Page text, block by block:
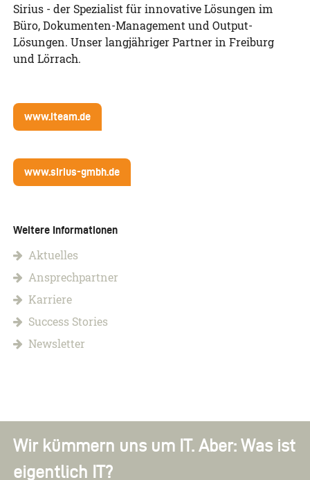
Sirius - der Spezialist für innovative Lösungen im
Büro, Dokumenten-Management und Output-
Lösungen. Unser langjähriger Partner in Freiburg
und Lörrach.
www.iteam.de
www.sirius-gmbh.de
Weitere Informationen
Aktuelles
Ansprechpartner
Karriere
Success Stories
Newsletter
Wir kümmern uns um IT. Aber: Was ist
eigentlich IT?